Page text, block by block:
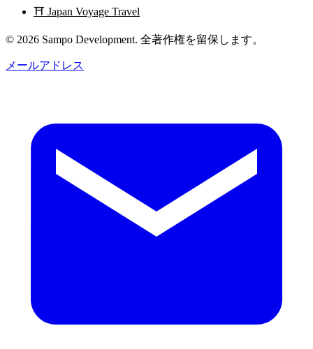
⛩️ Japan Voyage Travel
© 2026 Sampo Development. 全著作権を留保します。
メールアドレス